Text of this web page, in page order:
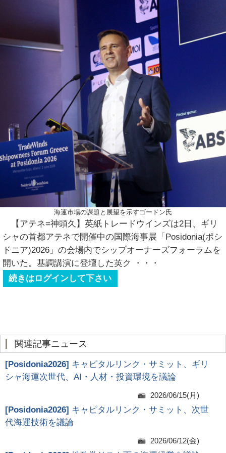
海運市場の課題と展望を示すゴードン氏
【アテネ=神頭久】英紙トレードウインズは2日、ギリ
シャの首都アテネで開催中の国際海事展「Posidonia(ポシ
ドニア)2026」の会場内でシップオーナーズフォーラムを
開いた。基調講演に登壇した英ク
・・・
続きはログインして下さい
関連記事ニュース
[Posidonia2026] キャピタルリンク・サミット、ギリ
シャ海運次世代、AI・人材・投資環境を議論
2026/06/15(月)
[Posidonia2026] キャピタルリンク・サミット、次世
代海運技術を議論
2026/06/12(金)